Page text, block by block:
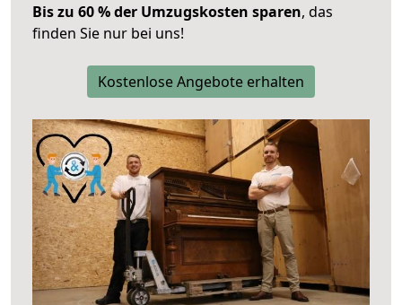
Bis zu 60 % der Umzugskosten sparen, das
finden Sie nur bei uns!
Kostenlose Angebote erhalten